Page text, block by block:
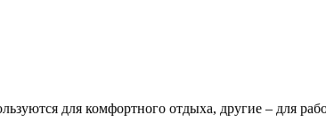
для комфортного отдыха, другие – для